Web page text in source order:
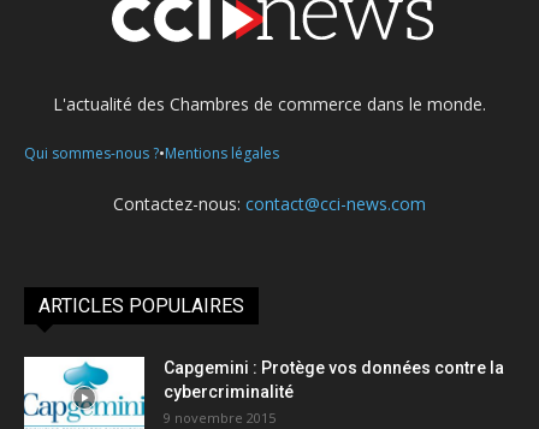
L'actualité des Chambres de commerce dans le monde.
Qui sommes-nous ?•Mentions légales
Contactez-nous: contact@cci-news.com
ARTICLES POPULAIRES
Capgemini : Protège vos données contre la
cybercriminalité
9 novembre 2015